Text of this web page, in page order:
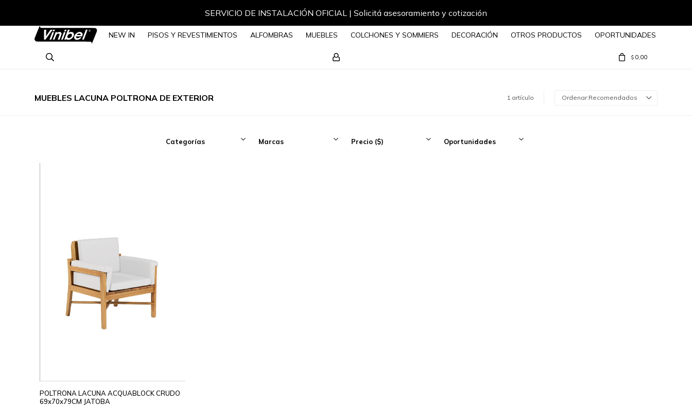
SERVICIO DE INSTALACIÓN OFICIAL | Solicitá asesoramiento y cotización
NEW IN PISOS Y REVESTIMIENTOS ALFOMBRAS MUEBLES COLCHONES Y SOMMIERS DECORACIÓN OTROS PRODUCTOS OPORTUNIDADES
$ 0,00
MUEBLES LACUNA POLTRONA DE EXTERIOR 1 artículo Recomendados
POLTRONA LACUNA ACQUABLOCK CRUDO
69x70x79CM JATOBA
Categorías Marcas Precio ($) Oportunidades